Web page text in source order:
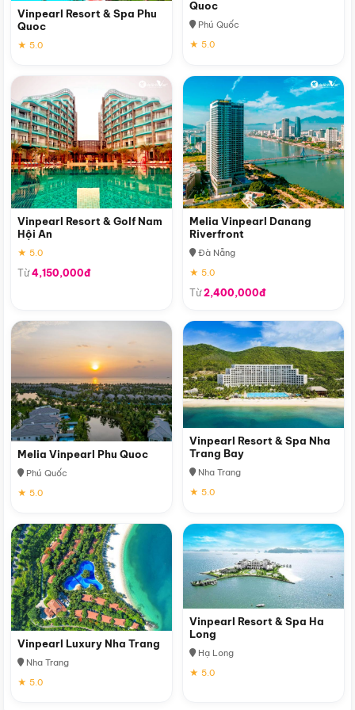
Vinpearl Resort & Spa Phu
Quoc
★ 5.0
Quoc
Phú Quốc
★ 5.0
Vinpearl Resort & Golf Nam
Hội An
★ 5.0
Từ4,150,000đ
Melia Vinpearl Danang
Riverfront
Đà Nẵng
★ 5.0
Từ2,400,000đ
Melia Vinpearl Phu Quoc
Phú Quốc
★ 5.0
Vinpearl Resort & Spa Nha
Trang Bay
Nha Trang
★ 5.0
Vinpearl Luxury Nha Trang
Nha Trang
★ 5.0
Vinpearl Resort & Spa Ha
Long
Hạ Long
★ 5.0